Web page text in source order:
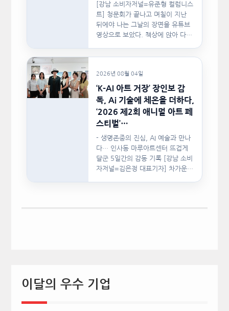
[강남 소비자저널=유준형 컬럼니스
트] 청문회가 끝나고 며칠이 지난
뒤에야 나는 그날의 장면을 유튜브
영상으로 보았다. 책상에 앉아 다른
2026년 08월 04일
‘K-AI 아트 거장’ 장인보 감
독, Ai 기술에 체온을 더하다,
‘2026 제2회 애니멀 아트 페
스티벌’…
- 생명존중의 진심, AI 예술과 만나
다… 인사동 마루아트센터 뜨겁게
달군 5일간의 감동 기록 [강남 소비
자저널=김은정 대표기자] 차가운
이달의 우수 기업